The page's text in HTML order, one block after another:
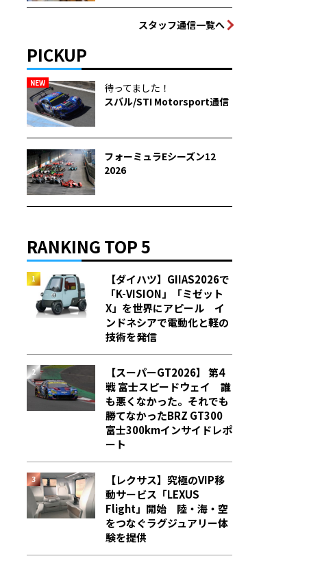
スタッフ通信一覧へ
PICKUP
NEW
待ってました！
スバル/STI Motorsport通信
フォーミュラEシーズン12
2026
RANKING TOP 5
【ダイハツ】GIIAS2026で
「K-VISION」「ミゼット
X」を世界にアピール イ
ンドネシアで電動化と軽の
技術を発信
【スーパーGT2026】 第4
戦 富士スピードウェイ 誰
も悪くなかった。それでも
勝てなかった――BRZ GT300
富士300kmインサイドレポ
ート
【レクサス】究極のVIP移
動サービス「LEXUS
Flight」開始 陸・海・空
をつなぐラグジュアリー体
験を提供